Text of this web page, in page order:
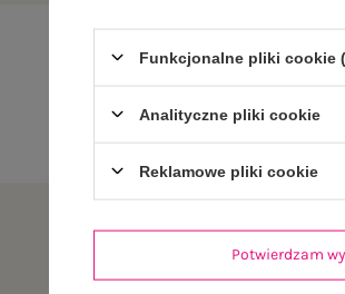
Funkcjonalne pliki cookie
Analityczne pliki cookie
Reklamowe pliki cookie
Potwierdzam